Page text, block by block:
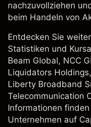
nachzuvollziehen
beim Handeln von
Entdecken Sie
Statistiken und
Beam Global, NCC
Liquidators
Liberty Broadband
Telecommunication
Informationen
Unternehmen auf